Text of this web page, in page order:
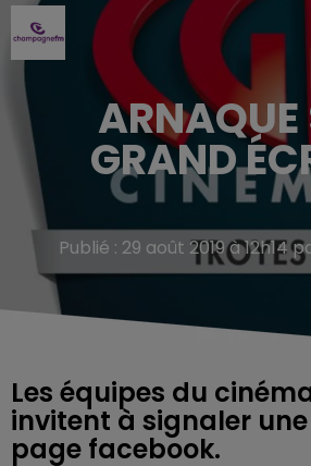
ARNAQUE
GRAND
Publié : 29 août 2019 à 12h14
Les équipes du
invitent à signaler
page facebook.